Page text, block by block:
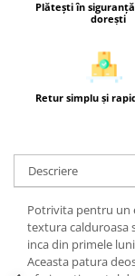
Plătești în
dorești
Retur simplu și
Descriere
Potrivita pentru un
textura calduroasa
inca din primele
Aceasta patura